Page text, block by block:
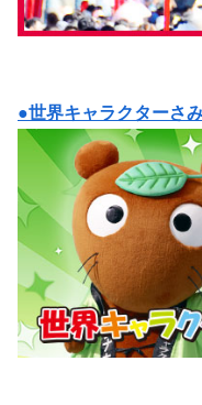
●世界キャラクターさ